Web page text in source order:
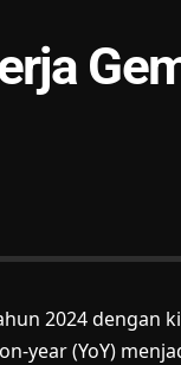
2024 dengan
year (YoY)